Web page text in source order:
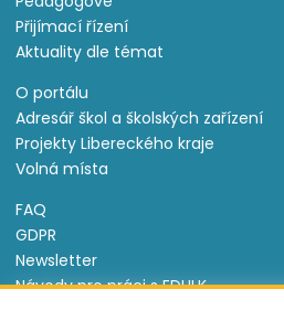
Přijímací řízení
Aktuality dle témat
O portálu
Adresář škol a školských zařízení
Projekty Libereckého kraje
Volná místa
FAQ
GDPR
Newsletter
Návody pro práci s EDULK